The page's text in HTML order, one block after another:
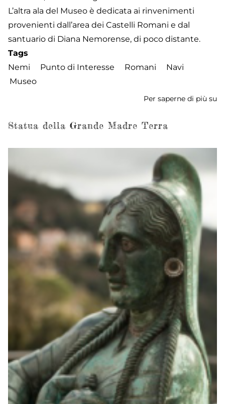
L’altra ala del Museo è dedicata ai rinvenimenti
provenienti dall’area dei Castelli Romani e dal
santuario di Diana Nemorense, di poco distante.
Tags
Nemi
Punto di Interesse Romani
Navi
Museo
Per saperne di più su
Statua della Grande Madre Terra